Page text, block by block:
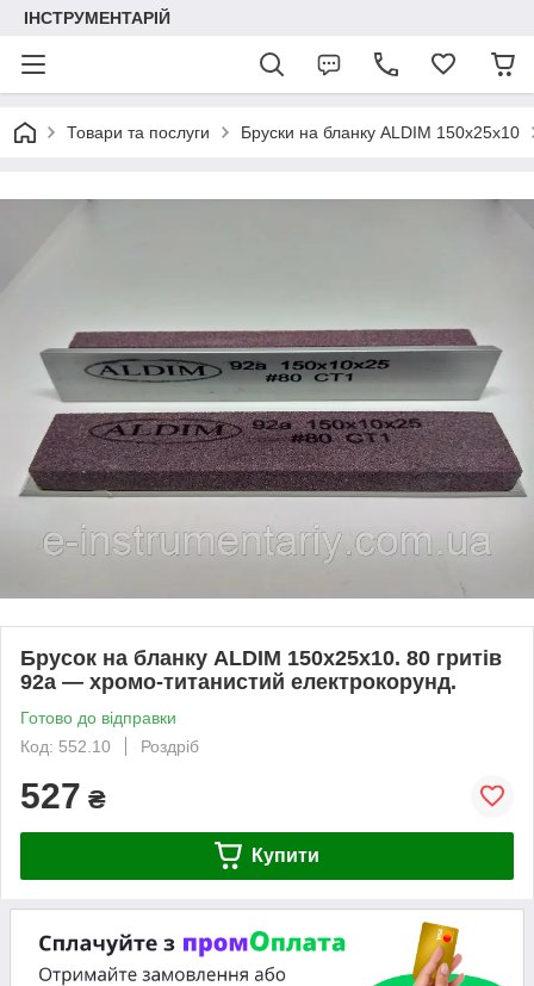
ІНСТРУМЕНТАРІЙ
Товари та послуги Бруски на бланку ALDIM 150х25х10
Брусок на бланку ALDIM 150х25х10. 80 гритів
92а — хромо-титанистий електрокорунд.
Готово до відправки
Код: 552.10
Роздріб
527 ₴
Купити